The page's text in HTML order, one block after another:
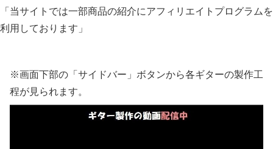
「当サイトでは一部商品の紹介にアフィリエイトプログラムを
利用しております」
※画面下部の「サイドバー」ボタンから各ギターの製作工
程が見られます。